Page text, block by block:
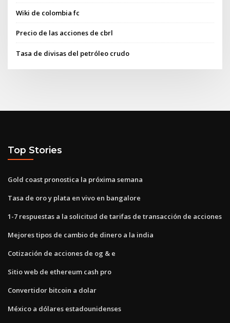
Wiki de colombia fc
Precio de las acciones de cbrl
Tasa de divisas del petróleo crudo
Top Stories
Gold coast pronostica la próxima semana
Tasa de oro y plata en vivo en bangalore
1-7 respuestas a la solicitud de tarifas de transacción de acciones
Mejores tipos de cambio de dinero a la india
Cotización de acciones de og & e
Sitio web de ethereum cash pro
Convertidor bitcoin a dolar
México a dólares estadounidenses